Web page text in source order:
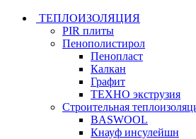
ТЕПЛОИЗОЛЯЦИЯ
PIR плиты
Пенополистирол
Пенопласт
Калкан
Графит
ТЕХНО экструзия
Строительная
BASWOOL
Кнауф инсулейшн